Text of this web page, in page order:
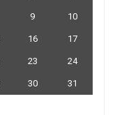
9 10
16 17
23 24
30
31